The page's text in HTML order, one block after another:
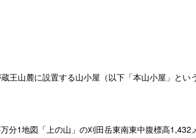
王山麓に設置する山小屋（以下「本山小屋」とい
分1地図「上の山」の刈田岳東南東中腹標高1,432